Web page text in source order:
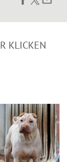
KLICKEN